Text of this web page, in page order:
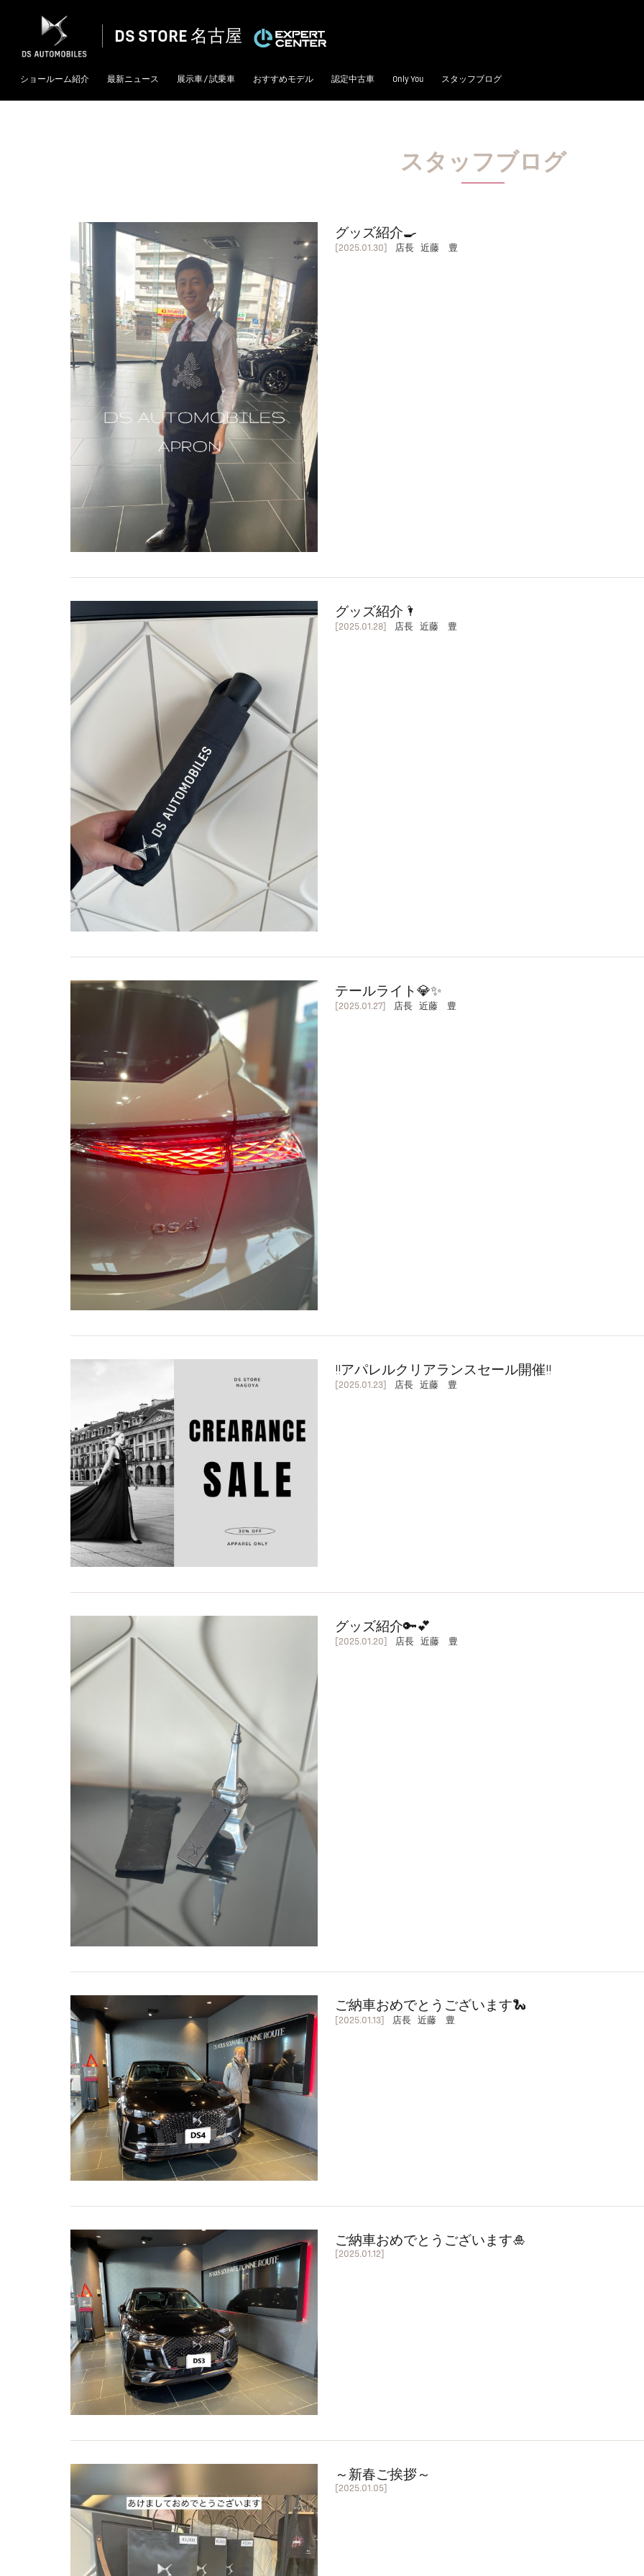
DS STORE 名古屋
ショールーム紹介 最新ニュース 展示車 / 試乗車 おすすめモデル 認定中古車 Only You スタッフブログ
スタッフブログ
グッズ紹介🍳
[2025.01.30] 店長 近藤 豊
グッズ紹介🌂
[2025.01.28] 店長 近藤 豊
テールライト💎✨
[2025.01.27] 店長 近藤 豊
‼️アパレルクリアランスセール開催‼️
[2025.01.23] 店長 近藤 豊
グッズ紹介🔑💕
[2025.01.20] 店長 近藤 豊
ご納車おめでとうございます🐍
[2025.01.13] 店長 近藤 豊
ご納車おめでとうございます🎍
[2025.01.12]
～新春ご挨拶～
[2025.01.05]